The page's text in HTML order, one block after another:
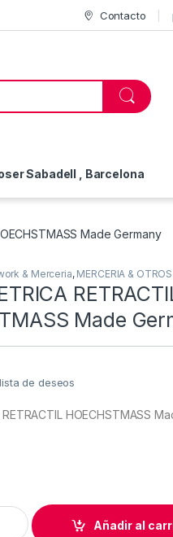
Contacto
Sabadell , Barcelona
Made Germany
& Merceria, MERCERIA & OTROS
Made
de deseos
RETRACTIL HOECHSTMASS
RETRACTIL
Añadir al